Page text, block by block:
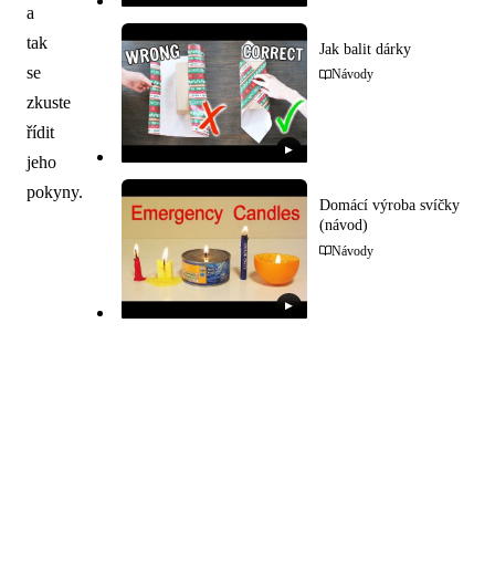
a
tak
se
zkuste
řídit
jeho
pokyny.
▶
Jak balit dárky
Návody
▶
Domácí výroba svíčky
(návod)
Návody